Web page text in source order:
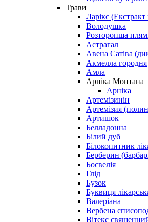
Трави
Ларікс
Володушка
Розторопша
Астрагал
Авена Сатіва
Акмелла городня
Амла
Арніка Монтана
Арніка
Артемізинін
Артемізия
Артишок
Белладонна
Білий дуб
Білокопитник
Берберин
Босвелія
Глід
Бузок
Буквиця
Валеріана
Вербена
Вітекс